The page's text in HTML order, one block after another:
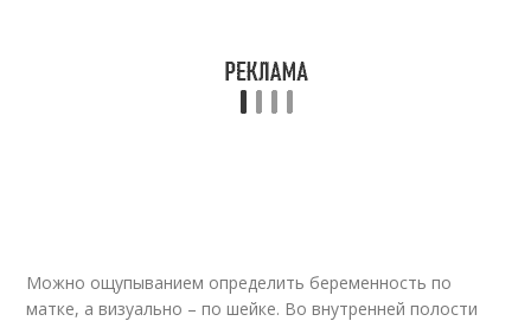
Можно ощупыванием определить беременность по
матке, а визуально – по шейке. Во внутренней полости